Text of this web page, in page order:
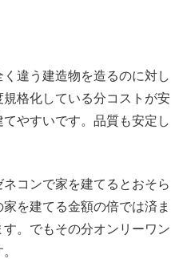
違う建造物を造るのに対し
格化している分コストが安
やすいです。品質も安定し
コンで家を建てるとおそら
を建てる金額の倍では済ま
。でもその分オンリーワン